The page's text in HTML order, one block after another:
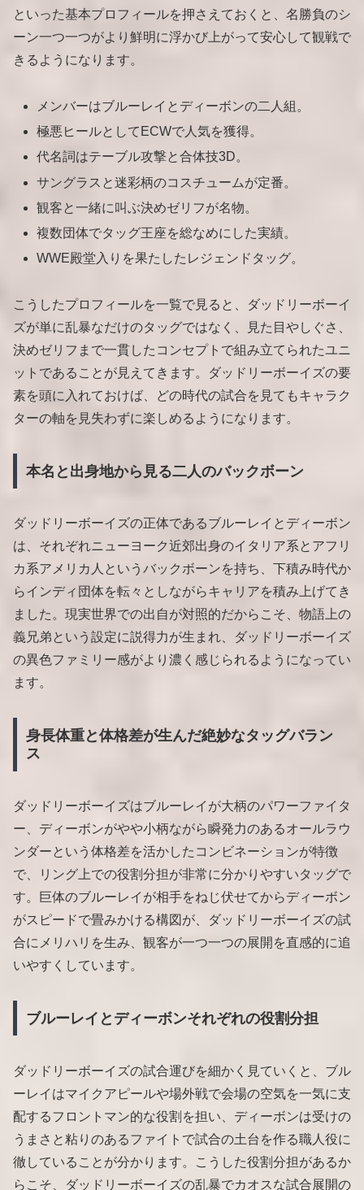
といった基本プロフィールを押さえておくと、名勝負のシ
ーン一つ一つがより鮮明に浮かび上がって安心して観戦で
きるようになります。
メンバーはブルーレイとディーボンの二人組。
極悪ヒールとしてECWで人気を獲得。
代名詞はテーブル攻撃と合体技3D。
サングラスと迷彩柄のコスチュームが定番。
観客と一緒に叫ぶ決めゼリフが名物。
複数団体でタッグ王座を総なめにした実績。
WWE殿堂入りを果たしたレジェンドタッグ。
こうしたプロフィールを一覧で見ると、ダッドリーボーイ
ズが単に乱暴なだけのタッグではなく、見た目やしぐさ、
決めゼリフまで一貫したコンセプトで組み立てられたユニ
ットであることが見えてきます。ダッドリーボーイズの要
素を頭に入れておけば、どの時代の試合を見てもキャラク
ターの軸を見失わずに楽しめるようになります。
本名と出身地から見る二人のバックボーン
ダッドリーボーイズの正体であるブルーレイとディーボン
は、それぞれニューヨーク近郊出身のイタリア系とアフリ
カ系アメリカ人というバックボーンを持ち、下積み時代か
らインディ団体を転々としながらキャリアを積み上げてき
ました。現実世界での出自が対照的だからこそ、物語上の
義兄弟という設定に説得力が生まれ、ダッドリーボーイズ
の異色ファミリー感がより濃く感じられるようになってい
ます。
身長体重と体格差が生んだ絶妙なタッグバラン
ス
ダッドリーボーイズはブルーレイが大柄のパワーファイタ
ー、ディーボンがやや小柄ながら瞬発力のあるオールラウ
ンダーという体格差を活かしたコンビネーションが特徴
で、リング上での役割分担が非常に分かりやすいタッグで
す。巨体のブルーレイが相手をねじ伏せてからディーボン
がスピードで畳みかける構図が、ダッドリーボーイズの試
合にメリハリを生み、観客が一つ一つの展開を直感的に追
いやすくしています。
ブルーレイとディーボンそれぞれの役割分担
ダッドリーボーイズの試合運びを細かく見ていくと、ブル
ーレイはマイクアピールや場外戦で会場の空気を一気に支
配するフロントマン的な役割を担い、ディーボンは受けの
うまさと粘りのあるファイトで試合の土台を作る職人役に
徹していることが分かります。こうした役割分担があるか
らこそ、ダッドリーボーイズの乱暴でカオスな試合展開の